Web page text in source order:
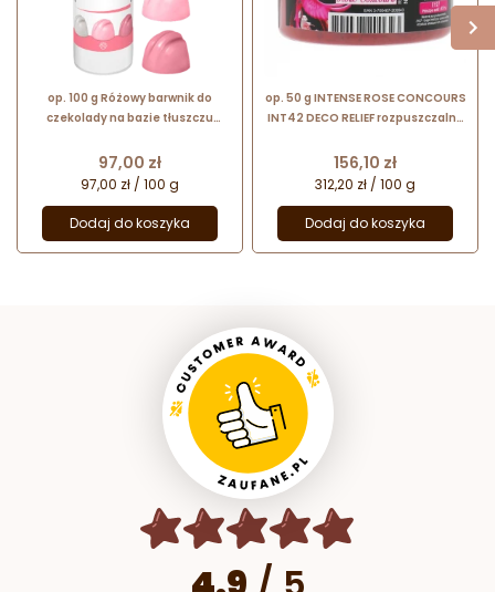
op. 100 g Różowy barwnik do
czekolady na bazie tłuszczu
Colours
Cena
97,00 zł
97,00 zł / 100 g
Dodaj do koszyka
op. 50 g INTENSE ROSE CONCOURS
INT42 DECO RELIEF rozpuszczalny
elementów dekoracyjnych -
różowy
Cena
156,10 zł
312,20 zł / 100 g
Dodaj do koszyka